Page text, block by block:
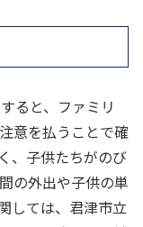
ると、ファミリ
意を払うことで確
、子供たちがのび
の外出や子供の単
しては、君津市立